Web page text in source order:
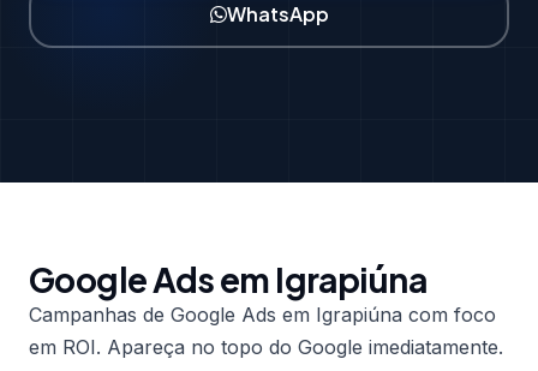
WhatsApp
Google Ads em Igrapiúna
Campanhas de Google Ads em Igrapiúna com foco
em ROI. Apareça no topo do Google imediatamente.